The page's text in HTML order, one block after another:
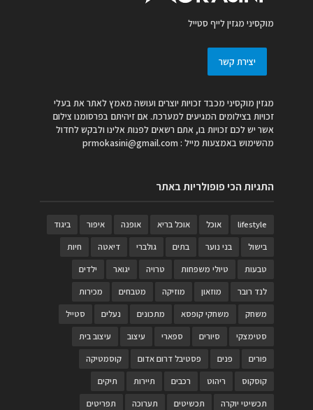
מוקסיני מגזין לייף סטייל
יצירת קשר
מגזין מוקסיני מכבד זכויות יוצרים ועושה מאמץ לאתר את בעלי
זכויות בצילומים המגיעים למערכת. אם זיהיתם בפרסומנו צילום
אשר יש לכם זכויות בו, אתם רשאים לפנות אלינו ולבקש לחדול
מהשימוש באמצעות מייל : prmokasini@gmail.com
התגיות הכי פופולריות באתר
lifestyle אוכל אוכל בריא אופנה איפור
ביגוד
בישול
בני נוער בתים גולברי דיאטה
חיות
טבעות
טיולי משפחות טרויה יגואר
ילדים
לנד רובר
מוזאון מוזיקה מטבחים
מכירות
משחק
משחקי קופסא מתכונים נעלים
סטייל
סטימצקי
סיורים ספארי עיצוב
עיצוב בית
פורים
פנים פסטיבל דרום אדום
קוסמטיקה
קוסקוס
ריהוט רכבים תיירות
תיקים
תכשיטי יוקרה
תכשיטים תערוכה תפריטים